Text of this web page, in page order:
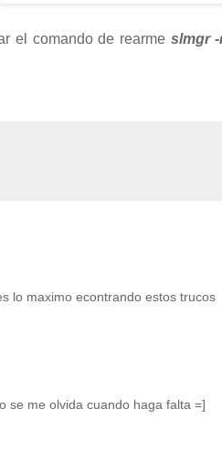
el comando de rearme slmgr -
lo maximo econtrando estos trucos
se me olvida cuando haga falta =]